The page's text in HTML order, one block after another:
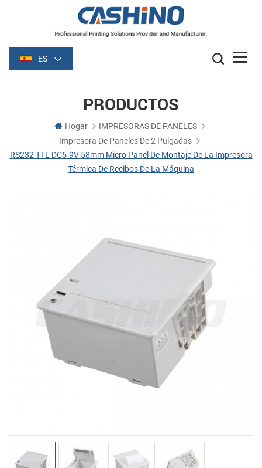
ES
PRODUCTOS
Hogar
IMPRESORAS DE PANELES
Impresora De Paneles De 2 Pulgadas
RS232 TTL DC5-9V 58mm Micro Panel De Montaje De La Impresora
Térmica De Recibos De La Máquina